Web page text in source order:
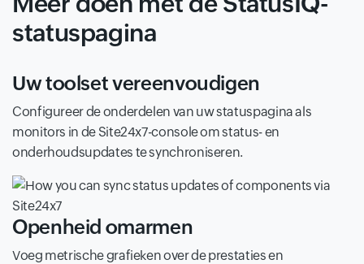
statuspagina
Uw toolset vereenvoudigen
Configureer de onderdelen van uw statuspagina als
monitors in de Site24x7-console om status- en
onderhoudsupdates te synchroniseren.
Openheid omarmen
Voeg metrische grafieken over de prestaties en